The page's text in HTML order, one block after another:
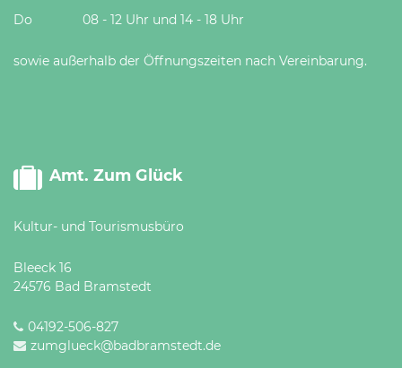
Do 08 - 12 Uhr und 14 - 18 Uhr
sowie außerhalb der Öffnungszeiten nach Vereinbarung.
Amt. Zum Glück
Kultur- und Tourismusbüro
Bleeck 16
24576 Bad Bramstedt
04192-506-827
zumglueck@badbramstedt.de